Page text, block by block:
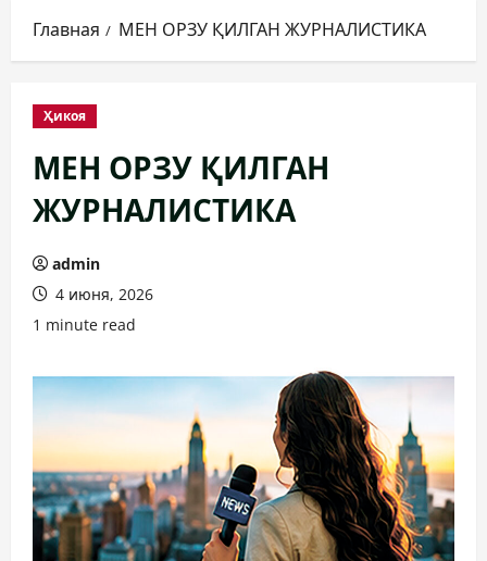
Главная МЕН ОРЗУ ҚИЛГАН ЖУРНАЛИСТИКА
Ҳикоя
МЕН ОРЗУ ҚИЛГАН
ЖУРНАЛИСТИКА
admin
4 июня, 2026
1 minute read